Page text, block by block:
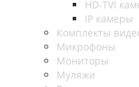
HD-TVI
IP камеры
Комплекты
Микрофоны
Мониторы
Муляжи